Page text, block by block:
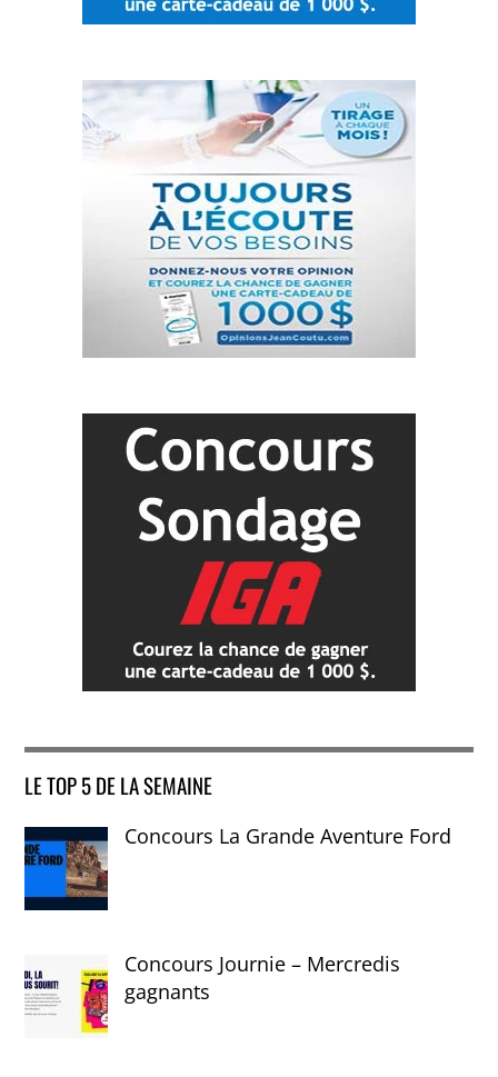
LE TOP 5 DE LA SEMAINE
Concours La Grande Aventure Ford
Concours Journie – Mercredis
gagnants